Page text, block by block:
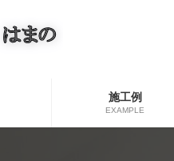
施工例
EXAMPLE